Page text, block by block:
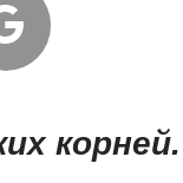
корней.